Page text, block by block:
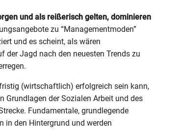
und als reißerisch gelten, dominieren
zu “Managementmoden”
und es scheint, als wären
der Jagd nach den neuesten Trends zu
(wirtschaftlich) erfolgreich sein kann,
Grundlagen der Sozialen Arbeit und des
Fundamentale, grundlegende
in den Hintergrund und werden